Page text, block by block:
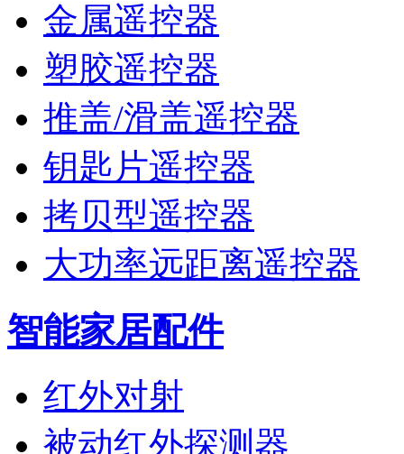
金属遥控器
塑胶遥控器
推盖/滑盖遥控器
钥匙片遥控器
拷贝型遥控器
大功率远距离遥控器
智能家居配件
红外对射
被动红外探测器